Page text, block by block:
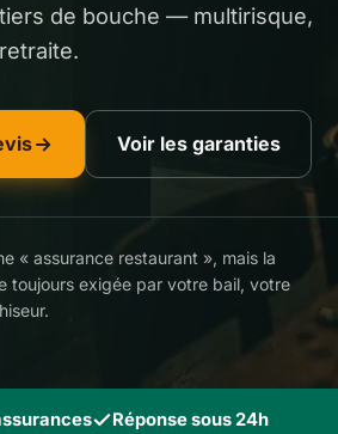
de bouche — multirisque,
Voir les garanties
« assurance restaurant », mais la
toujours exigée par votre bail, votre
Réponse sous 24h